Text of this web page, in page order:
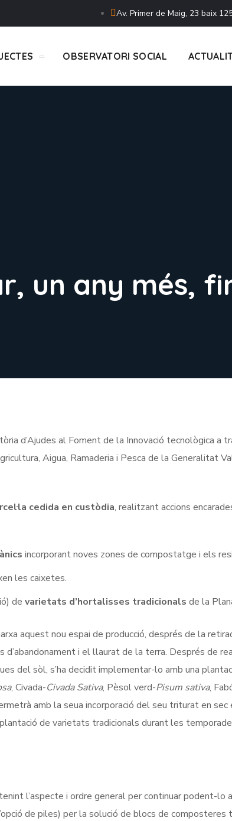
Av. Primer de Maig, 23 baix
OBSERVATORI SOCIAL
un any més,
d’Ajudes al Foment de la Innovació tecnològica a
Aigua, Ramaderia i Pesca de la Generalitat
cedida en custòdia, realitzant accions
incorporant noves zones de compostatge i els
les caixetes.
de varietats d’hortalisses tradicionals de la
aquest nou espai de producció, després de la
d’abandonament i el llaurat de la terra. Després de
del sòl, s’ha decidit implementar-lo amb una
, Civada-Civada Sativa, Pèsol verd-Pisum sativa,
amb la seua incorporació del seu triturat en sec
de varietats tradicionals durant les
l’aspecte i ordre general per continuar podent-lo
de piles) per la solució de blocs de composteres